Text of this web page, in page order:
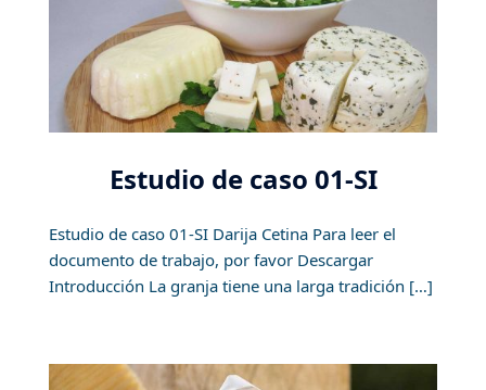
Estudio de caso 01-SI
Estudio de caso 01-SI Darija Cetina Para leer el
documento de trabajo, por favor Descargar
Introducción La granja tiene una larga tradición […]